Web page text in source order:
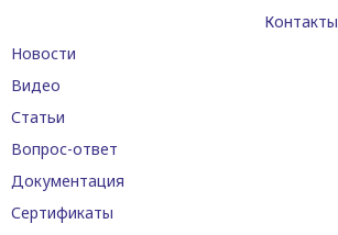
Контакты
Новости
Видео
Статьи
Вопрос-ответ
Документация
Сертификаты